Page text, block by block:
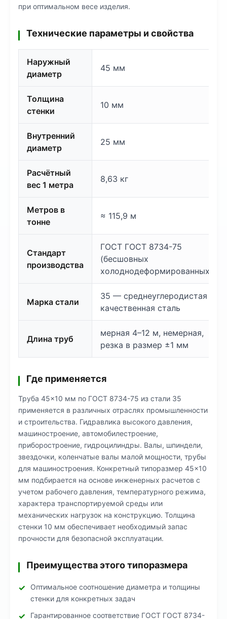
при оптимальном весе изделия.
Технические параметры и свойства
Наружный
диаметр
45 мм
Толщина
стенки
10 мм
Внутренний
диаметр
25 мм
Расчётный
вес 1 метра
8,63 кг
Метров в
тонне
≈ 115,9 м
Стандарт
производства
ГОСТ ГОСТ 8734-75
(бесшовных
холоднодеформированных)
Марка стали
35 — среднеуглеродистая
качественная сталь
Длина труб
мерная 4–12 м, немерная,
резка в размер ±1 мм
Где применяется
Труба 45×10 мм по ГОСТ 8734-75 из стали 35
применяется в различных отраслях промышленности
и строительства. Гидравлика высокого давления,
машиностроение, автомобилестроение,
приборостроение, гидроцилиндры. Валы, шпиндели,
звездочки, коленчатые валы малой мощности, трубы
для машиностроения. Конкретный типоразмер 45×10
мм подбирается на основе инженерных расчетов с
учетом рабочего давления, температурного режима,
характера транспортируемой среды или
механических нагрузок на конструкцию. Толщина
стенки 10 мм обеспечивает необходимый запас
прочности для безопасной эксплуатации.
Преимущества этого типоразмера
Оптимальное соотношение диаметра и толщины
стенки для конкретных задач
Гарантированное соответствие ГОСТ ГОСТ 8734-